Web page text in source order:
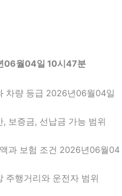
06월04일 10시47분
차량 등급 2026년06월04일
보증금, 선납금 가능 범위
과 보험 조건 2026년06월04
주행거리와 운전자 범위